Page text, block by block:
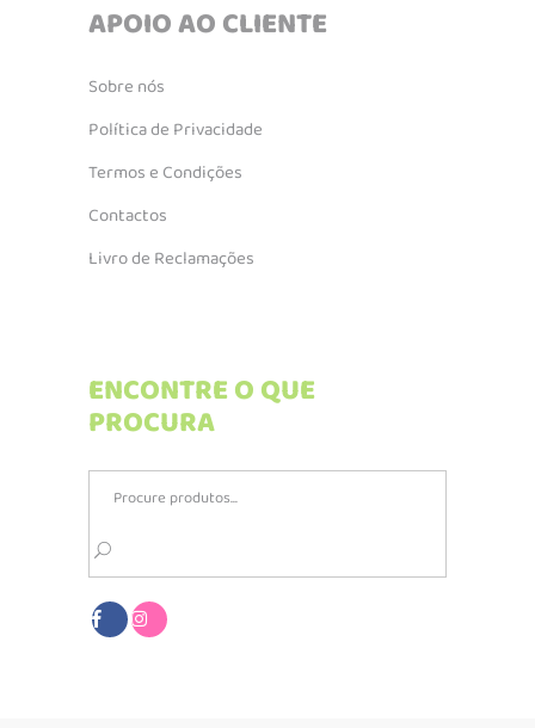
APOIO AO CLIENTE
Sobre nós
Política de Privacidade
Termos e Condições
Contactos
Livro de Reclamações
ENCONTRE O QUE
PROCURA